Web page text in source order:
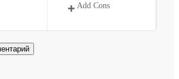
Add Cons